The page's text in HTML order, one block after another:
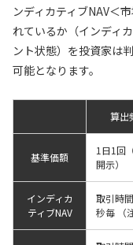
ンディカティブNAV＜
れているか（インディ
ント状態）を投資家は
可能となります。
算出
基準価額
1日1回
開示）
インディカ
ティブNAV
取引時
秒毎 （